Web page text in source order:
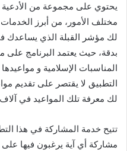
يحتوي على مجموعة من الأدعية
مختلف الأمور، من أبرز
لك مؤشر القبلة الذي يساعدك
بدقة، حيث يعتمد البرنامج
المناسبات الإسلامية و
التطبيق لا يقتصر على تقديم
لك معرفة تلك المواعيد في
تتيح خدمة المشاركة في هذا
مشاركة أي آية يرغبون فيها